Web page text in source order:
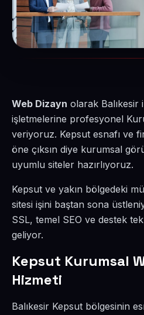
Web Dizayn olarak Balıkesir
işletmelerine profesyonel
veriyoruz. Kepsut esnafı ve
öne çıksın diye kurumsal
uyumlu siteler hazırlıyoruz.
Kepsut ve yakın bölgedeki
sitesi işini baştan sona
SSL, temel SEO ve destek tek
geliyor.
Kepsut Kurumsal
Hizmeti
Balıkesir Kepsut bölgesinin